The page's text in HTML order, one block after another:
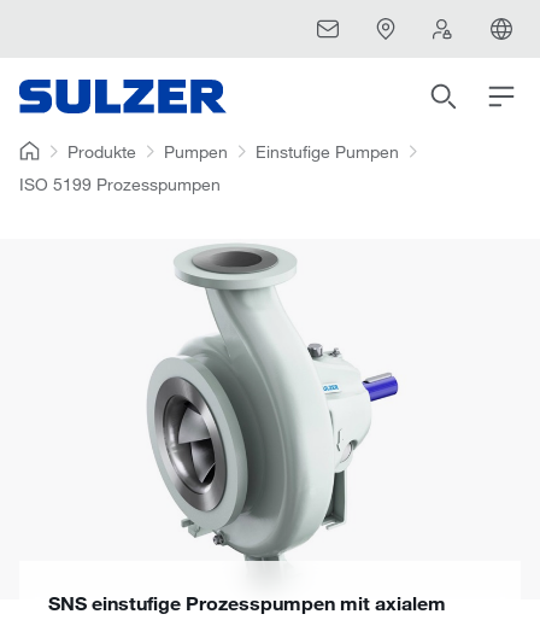
Produkte Pumpen
Einstufige Pumpen
ISO 5199 Prozesspumpen
SNS einstufige Prozesspumpen mit axialem